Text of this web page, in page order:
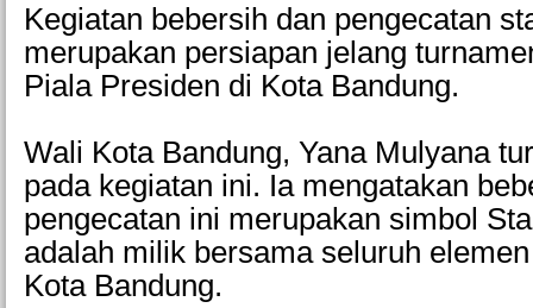
Kegiatan bebersih dan pengecatan
merupakan persiapan jelang
Piala Presiden di Kota Bandung.
Wali Kota Bandung, Yana Mulyana
pada kegiatan ini. Ia mengatakan
pengecatan ini merupakan simbol
adalah milik bersama seluruh
Kota Bandung.